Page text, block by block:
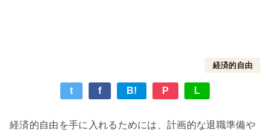
経済的自由
t f B! P L
経済的自由を手に入れるためには、計画的な退職準備や